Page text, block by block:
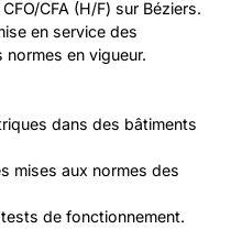
CFA (H/F) sur Béziers.
en service des
en vigueur.
dans des bâtiments
mises aux normes des
de fonctionnement.